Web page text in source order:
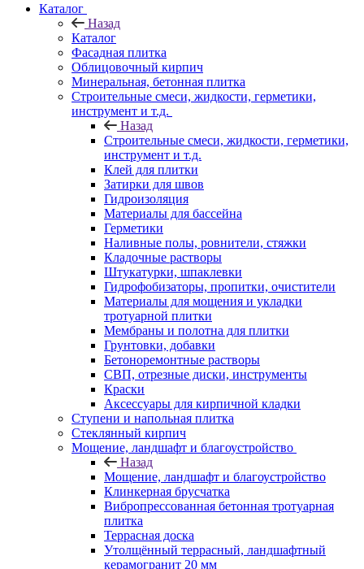
Каталог
Назад
Каталог
Фасадная плитка
Облицовочный кирпич
Минеральная, бетонная плитка
Строительные смеси, жидкости, герметики,
инструмент и т.д.
Назад
Строительные смеси, жидкости, герметики,
инструмент и т.д.
Клей для плитки
Затирки для швов
Гидроизоляция
Материалы для бассейна
Герметики
Наливные полы, ровнители, стяжки
Кладочные растворы
Штукатурки, шпаклевки
Гидрофобизаторы, пропитки, очистители
Материалы для мощения и укладки
тротуарной плитки
Мембраны и полотна для плитки
Грунтовки, добавки
Бетоноремонтные растворы
СВП, отрезные диски, инструменты
Краски
Аксессуары для кирпичной кладки
Ступени и напольная плитка
Cтеклянный кирпич
Мощение, ландшафт и благоустройство
Назад
Мощение, ландшафт и благоустройство
Клинкерная брусчатка
Вибропрессованная бетонная тротуарная
плитка
Террасная доска
Утолщённый террасный, ландшафтный
керамогранит 20 мм